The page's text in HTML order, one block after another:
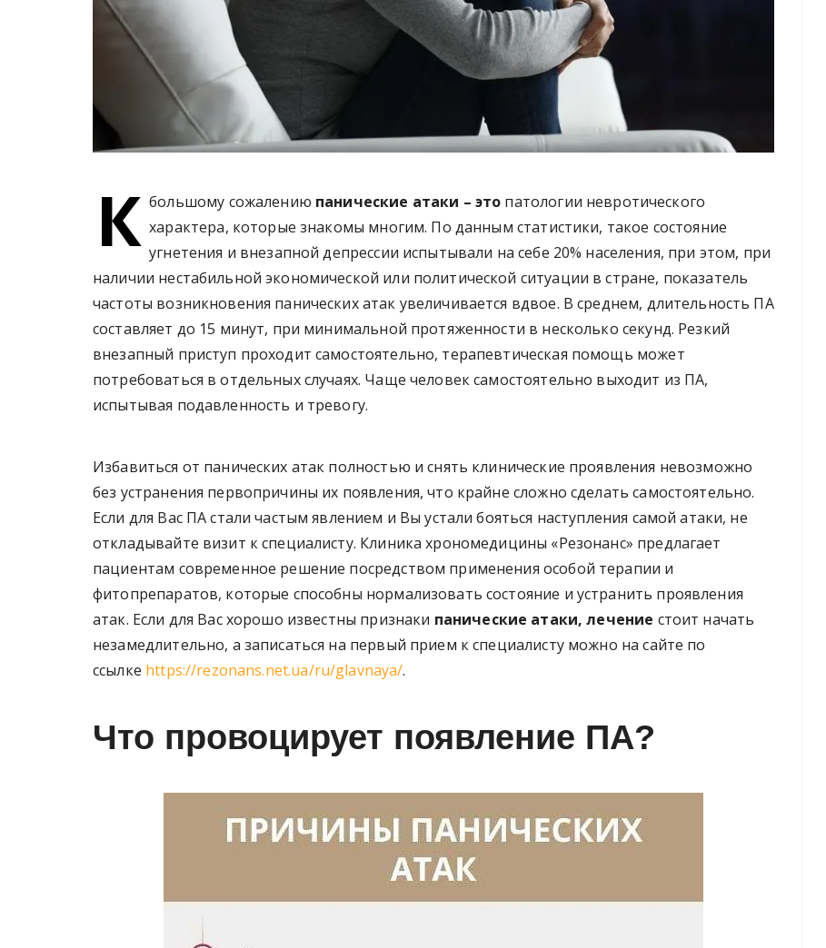
К большому сожалению панические атаки – это патологии невротического
характера, которые знакомы многим. По данным статистики, такое состояние
угнетения и внезапной депрессии испытывали на себе 20% населения, при этом, при
наличии нестабильной экономической или политической ситуации в стране, показатель
частоты возникновения панических атак увеличивается вдвое. В среднем, длительность ПА
составляет до 15 минут, при минимальной протяженности в несколько секунд. Резкий
внезапный приступ проходит самостоятельно, терапевтическая помощь может
потребоваться в отдельных случаях. Чаще человек самостоятельно выходит из ПА,
испытывая подавленность и тревогу.
Избавиться от панических атак полностью и снять клинические проявления невозможно
без устранения первопричины их появления, что крайне сложно сделать самостоятельно.
Если для Вас ПА стали частым явлением и Вы устали бояться наступления самой атаки, не
откладывайте визит к специалисту. Клиника хрономедицины «Резонанс» предлагает
пациентам современное решение посредством применения особой терапии и
фитопрепаратов, которые способны нормализовать состояние и устранить проявления
атак. Если для Вас хорошо известны признаки панические атаки, лечение стоит начать
незамедлительно, а записаться на первый прием к специалисту можно на сайте по
ссылке https://rezonans.net.ua/ru/glavnaya/.
Что провоцирует появление ПА?